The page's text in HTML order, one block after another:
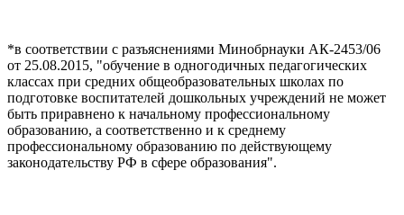
*в соответствии с разъяснениями Минобрнауки АК-2453/06
от 25.08.2015, "обучение в одногодичных педагогических
классах при средних общеобразовательных школах по
подготовке воспитателей дошкольных учреждений не может
быть приравнено к начальному профессиональному
образованию, а соответственно и к среднему
профессиональному образованию по действующему
законодательству РФ в сфере образования".